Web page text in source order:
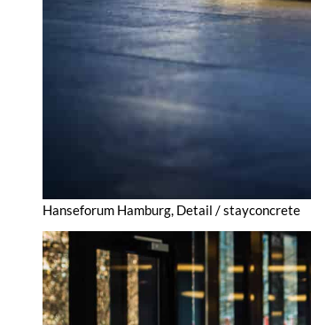
Hanseforum Hamburg, Detail / stayconcrete